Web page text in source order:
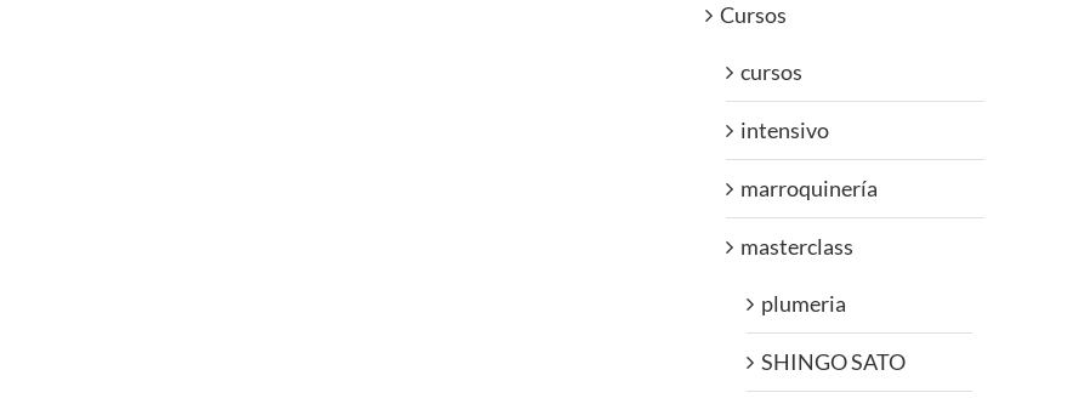
Cursos
cursos
intensivo
marroquinería
masterclass
plumeria
SHINGO SATO